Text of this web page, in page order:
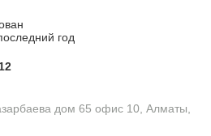
год
дом 65 офис 10, Алматы,